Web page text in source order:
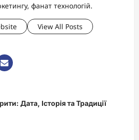
фанат технологій.
View All Posts
Дата, Історія та Традиції